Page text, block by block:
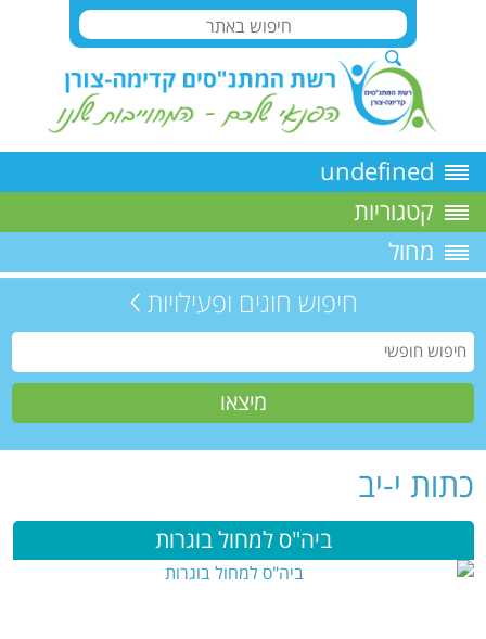
undefined
קטגוריות
מחול
חיפוש חוגים ופעילויות
כתות י-יב
ביה"ס למחול בוגרות